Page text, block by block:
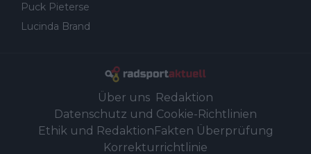
Puck Pieterse
Lucinda Brand
Über uns Redaktion
Datenschutz und Cookie-Richtlinien
Ethik und RedaktionFakten Überprüfung
Korrekturrichtlinie